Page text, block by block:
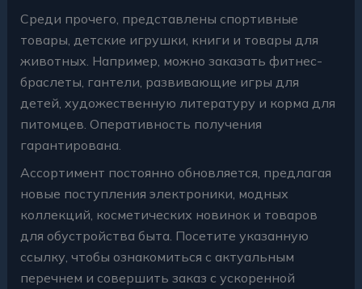
Среди прочего, представлены спортивные
товары, детские игрушки, книги и товары для
животных. Например, можно заказать фитнес-
браслеты, гантели, развивающие игры для
детей, художественную литературу и корма для
питомцев. Оперативность получения
гарантирована.
Ассортимент постоянно обновляется, предлагая
новые поступления электроники, модных
коллекций, косметических новинок и товаров
для обустройства быта. Посетите указанную
ссылку, чтобы ознакомиться с актуальным
перечнем и совершить заказ с ускоренной